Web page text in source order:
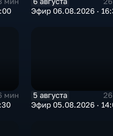
Эфир 06.08.2026 ·
мин
5 августа
Эфир 05.08.2026 ·